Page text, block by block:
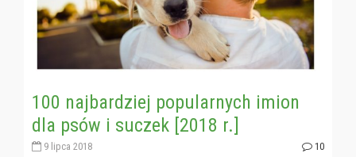
100 najbardziej popularnych imion
dla psów i suczek [2018 r.]
9 lipca 2018 10